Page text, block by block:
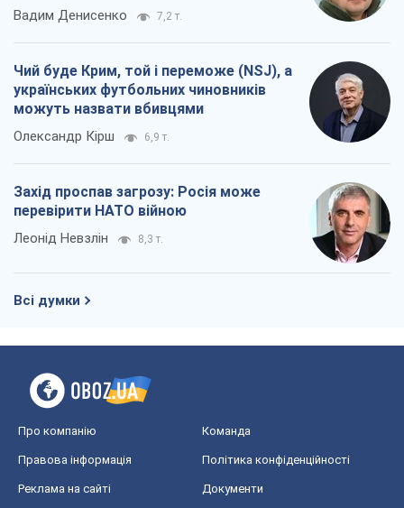
Вадим Денисенко 7,2 т.
Чий буде Крим, той і переможе (NSJ), а
українських футбольних чиновників
можуть назвати вбивцями
Олександр Кірш 6,9 т.
Захід проспав загрозу: Росія може
перевірити НАТО війною
Леонід Невзлін 8,3 т.
Всі думки
Про компанію Команда
Правова інформація Політика конфіденційності
Реклама на сайті Документи